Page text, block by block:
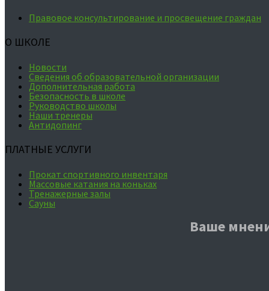
Правовое консультирование и просвещение граждан
О ШКОЛЕ
Новости
Сведения об образовательной организации
Дополнительная работа
Безопасность в школе
Руководство школы
Наши тренеры
Антидопинг
ПЛАТНЫЕ УСЛУГИ
Прокат спортивного инвентаря
Массовые катания на коньках
Тренажерные залы
Сауны
Ваше